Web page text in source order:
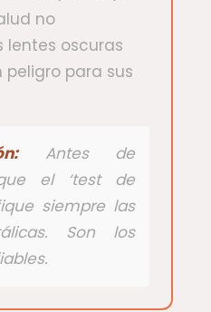
no
lentes oscuras
peligro para sus
Antes de
el ‘test de
siempre las
Son los